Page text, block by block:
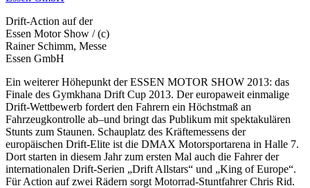
Drift-Action auf der
Essen Motor Show / (c)
Rainer Schimm, Messe
Essen GmbH
Ein weiterer Höhepunkt der ESSEN MOTOR SHOW 2013: das
Finale des Gymkhana Drift Cup 2013. Der europaweit einmalige
Drift-Wettbewerb fordert den Fahrern ein Höchstmaß an
Fahrzeugkontrolle ab–und bringt das Publikum mit spektakulären
Stunts zum Staunen. Schauplatz des Kräftemessens der
europäischen Drift-Elite ist die DMAX Motorsportarena in Halle 7.
Dort starten in diesem Jahr zum ersten Mal auch die Fahrer der
internationalen Drift-Serien „Drift Allstars“ und „King of Europe“.
Für Action auf zwei Rädern sorgt Motorrad-Stuntfahrer Chris Rid.